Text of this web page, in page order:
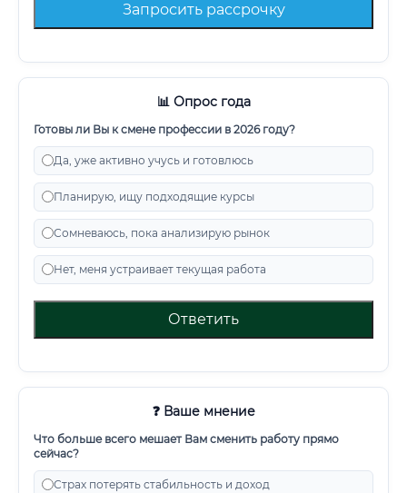
Запросить рассрочку
📊 Опрос года
Готовы ли Вы к смене профессии в 2026 году?
Да, уже активно учусь и готовлюсь
Планирую, ищу подходящие курсы
Сомневаюсь, пока анализирую рынок
Нет, меня устраивает текущая работа
Ответить
❓ Ваше мнение
Что больше всего мешает Вам сменить работу прямо
сейчас?
Страх потерять стабильность и доход